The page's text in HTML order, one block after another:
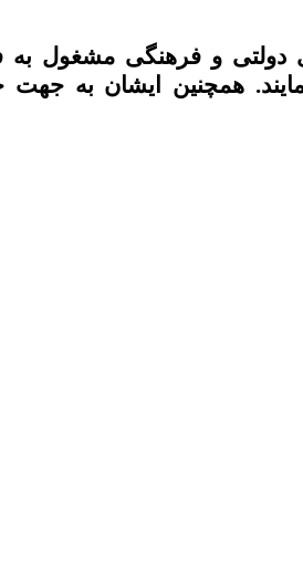
و فرهنگی مشغول به
همچنین ایشان به جهت